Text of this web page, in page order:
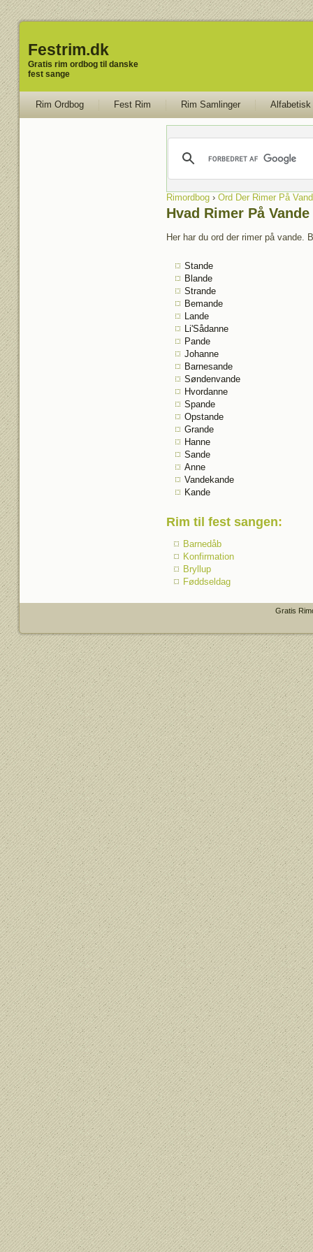
Festrim.dk
Gratis rim ordbog til danske
fest sange
Rim Ordbog Fest Rim Rim Samlinger Alfabetisk
Rimordbog› Ord Der Rimer På
Hvad Rimer På Vande
Her har du ord der rimer på
Stande
Blande
Strande
Bemande
Lande
Li'Sådanne
Pande
Johanne
Barnesande
Søndenvande
Hvordanne
Spande
Opstande
Grande
Hanne
Sande
Anne
Vandekande
Kande
Rim til fest sangen:
Barnedåb
Konfirmation
Bryllup
Føddseldag
Gratis